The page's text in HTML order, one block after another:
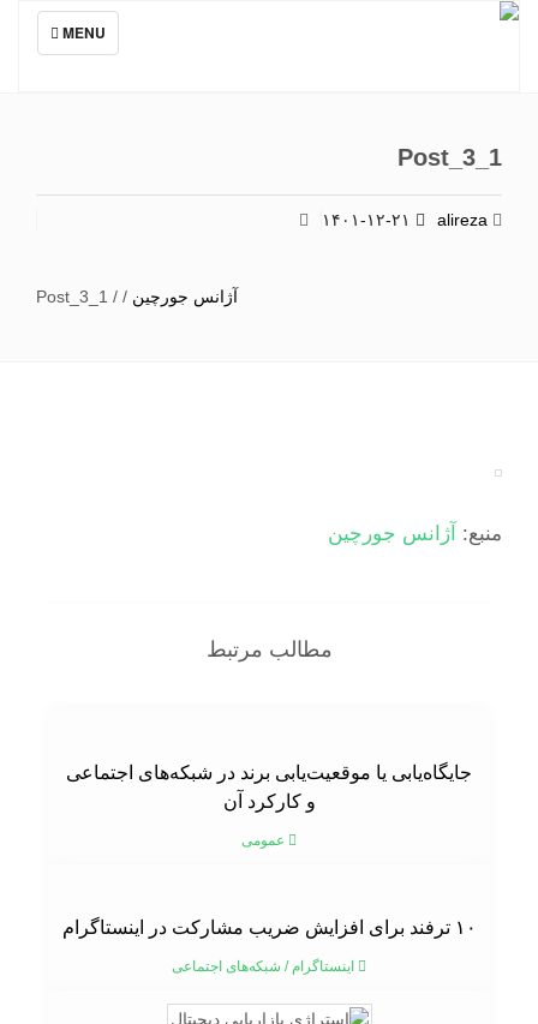
TOGGLE
NAVIGATION
MENU
Post_3_1
alireza
آژانس جورچین/
/
Post_3_1
منبع:آژانس جورچین
مطالب مرتبط
جایگاه‌یابی یا موقعیت‌یابی برند در شبکه‌های اجتماعی
و کارکرد آن
عمومی
۱۰ ترفند برای افزایش ضریب مشارکت در اینستاگرام
اینستاگرام/شبکه‌های اجتماعی